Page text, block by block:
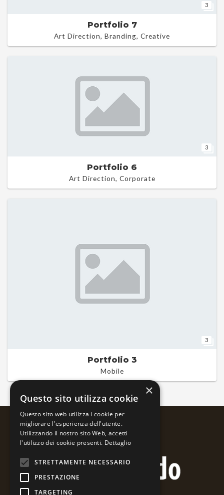
3
Portfolio 7
Art Direction, Branding, Creative
3
Portfolio 6
Art Direction, Corporate
3
Portfolio 3
Mobile
×
Questo sito utilizza cookie
Questo sito web utilizza i cookie per
migliorare l'esperienza dell'utente.
Utilizzando il nostro sito Web, accetti
l'utilizzo dei cookie presenti. Dettaglio
STRETTAMENTE NECESSARIO
PRESTAZIONE
TARGETING